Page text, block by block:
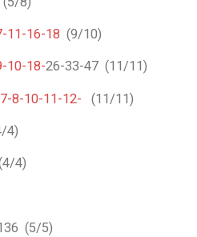
11-16-18 (9/10)
10-18-26-33-47 (11/11)
8-10-11-12- (11/11)
4)
4)
(5/5)